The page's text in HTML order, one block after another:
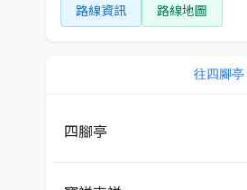
路線資訊 路線地圖
往四腳亭
四腳亭